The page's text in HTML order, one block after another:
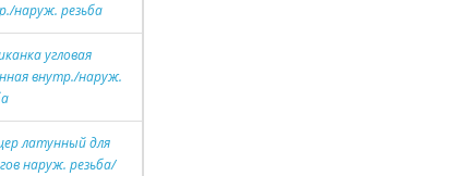
наруж. резьба
угловая
внутр./наруж.
латунный для
наруж. резьба/